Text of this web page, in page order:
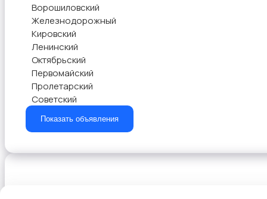
Ворошиловский
Железнодорожный
Кировский
Ленинский
Октябрьский
Первомайский
Пролетарский
Советский
Показать объявления